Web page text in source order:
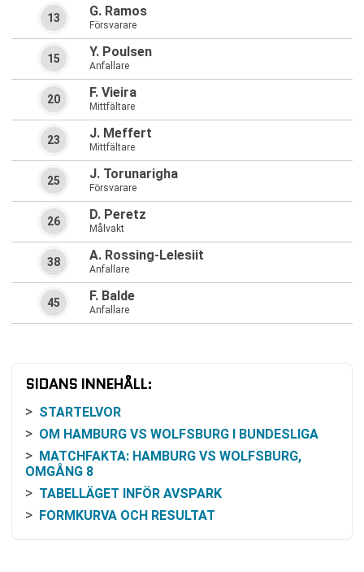
G. Ramos
Försvarare
13
Y. Poulsen
Anfallare
15
F. Vieira
Mittfältare
20
J. Meffert
Mittfältare
23
J. Torunarigha
Försvarare
25
D. Peretz
Målvakt
26
A. Rossing-Lelesiit
Anfallare
38
F. Balde
Anfallare
45
SIDANS INNEHÅLL:
STARTELVOR
OM HAMBURG VS WOLFSBURG I BUNDESLIGA
MATCHFAKTA: HAMBURG VS WOLFSBURG,
OMGÅNG 8
TABELLÄGET INFÖR AVSPARK
FORMKURVA OCH RESULTAT